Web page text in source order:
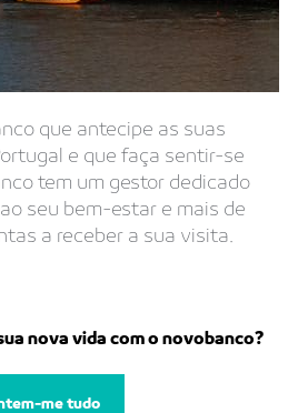
que antecipe as suas
e que faça sentir-se
tem um gestor dedicado
seu bem-estar e mais de
a receber a sua visita.
nova vida com o novobanco?
me tudo